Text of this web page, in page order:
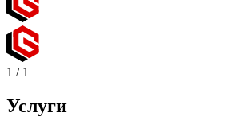
1 / 1
Услуги